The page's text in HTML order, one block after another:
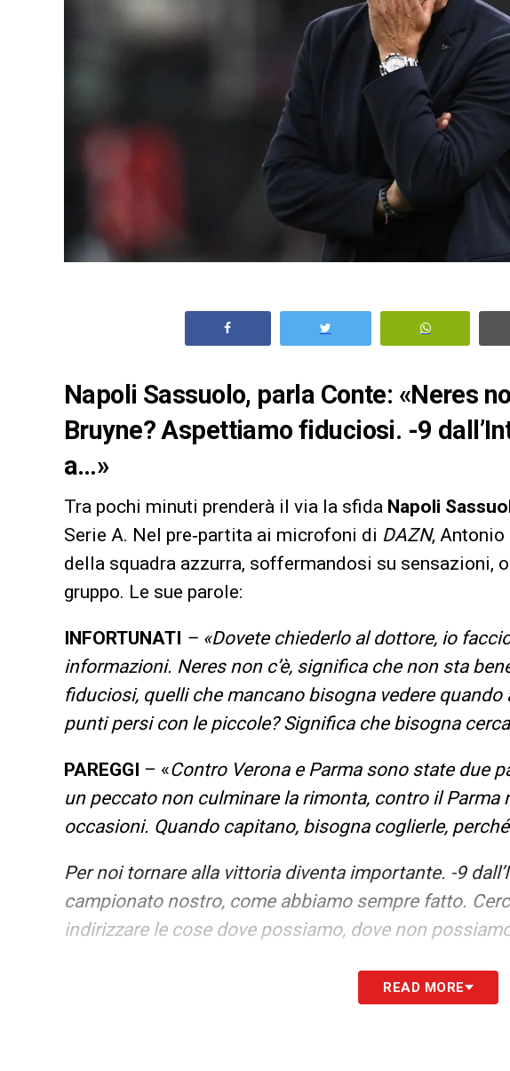
Napoli Sassuolo, parla Conte: «Neres
Bruyne? Aspettiamo fiduciosi. -9
a…»
Tra pochi minuti prenderà il via la sfida Napoli
Serie A. Nel pre‑partita ai microfoni di DAZN, Antonio
della squadra azzurra, soffermandosi su sensazioni,
gruppo. Le sue parole:
INFORTUNATI – «Dovete chiederlo al dottore, io
informazioni. Neres non c’è, significa che non sta
fiduciosi, quelli che mancano bisogna vedere
punti persi con le piccole? Significa che bisogna
PAREGGI – «Contro Verona e Parma sono state due
un peccato non culminare la rimonta, contro il
occasioni. Quando capitano, bisogna coglierle,
Per noi tornare alla vittoria diventa importante. -9
campionato nostro, come abbiamo sempre fatto.
indirizzare le cose dove possiamo, dove non
Ultime Notizie Serie A: tutte le
READ MORE